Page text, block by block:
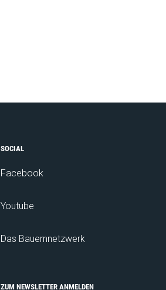
SOCIAL
Facebook
Youtube
Das Bauernnetzwerk
ZUM NEWSLETTER ANMELDEN